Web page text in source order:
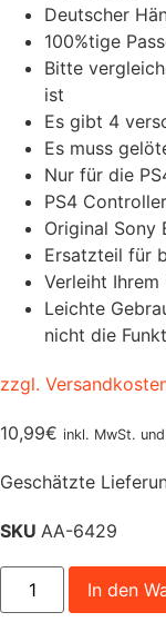
Deutscher
100%tige
Bitte
ist
Es gibt 4
Es muss
Nur für die
PS4
Original Sony
Ersatzteil für
Verleiht Ihrem
Leichte
nicht die
zzgl.
10,99€ inkl. MwSt.
Geschätzte
SKU AA-6429
PS4
Controller
Zwischengehäuse
In den